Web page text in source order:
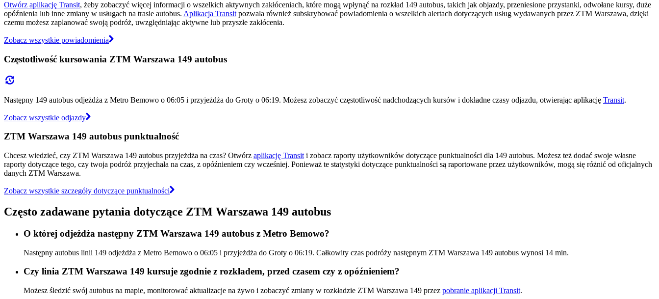
Otwórz aplikację Transit, żeby zobaczyć więcej informacji o wszelkich aktywnych zakłóceniach, które mogą wpłynąć na rozkład 149 autobus, takich jak objazdy, przeniesione przystanki, odwołane kursy, duże
opóźnienia lub inne zmiany w usługach na trasie autobus. Aplikacja Transit pozwala również subskrybować powiadomienia o wszelkich alertach dotyczących usług wydawanych przez ZTM Warszawa, dzięki
czemu możesz zaplanować swoją podróż, uwzględniając aktywne lub przyszłe zakłócenia.
Zobacz wszystkie powiadomienia
Częstotliwość kursowania ZTM Warszawa 149 autobus
Następny 149 autobus odjeżdża z Metro Bemowo o 06:05 i przyjeżdża do Groty o 06:19. Możesz zobaczyć częstotliwość nadchodzących kursów i dokładne czasy odjazdu, otwierając aplikację Transit.
Zobacz wszystkie odjazdy
ZTM Warszawa 149 autobus punktualność
Chcesz wiedzieć, czy ZTM Warszawa 149 autobus przyjeżdża na czas? Otwórz aplikację Transit i zobacz raporty użytkowników dotyczące punktualności dla 149 autobus. Możesz też dodać swoje własne
raporty dotyczące tego, czy twoja podróż przyjechała na czas, z opóźnieniem czy wcześniej. Ponieważ te statystyki dotyczące punktualności są raportowane przez użytkowników, mogą się różnić od oficjalnych
danych ZTM Warszawa.
Zobacz wszystkie szczegóły dotyczące punktualności
Często zadawane pytania dotyczące ZTM Warszawa 149 autobus
O której odjeżdża następny ZTM Warszawa 149 autobus z Metro Bemowo?
Następny autobus linii 149 odjeżdża z Metro Bemowo o 06:05 i przyjeżdża do Groty o 06:19. Całkowity czas podróży następnym ZTM Warszawa 149 autobus wynosi 14 min.
Czy linia ZTM Warszawa 149 kursuje zgodnie z rozkładem, przed czasem czy z opóźnieniem?
Możesz śledzić swój autobus na mapie, monitorować aktualizacje na żywo i zobaczyć zmiany w rozkładzie ZTM Warszawa 149 przez pobranie aplikacji Transit.